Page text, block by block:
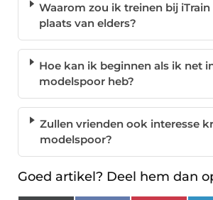
Waarom zou ik treinen bij
plaats van elders?
Hoe kan ik beginnen als ik net
modelspoor heb?
Zullen vrienden ook interesse
modelspoor?
Goed artikel? Deel hem dan